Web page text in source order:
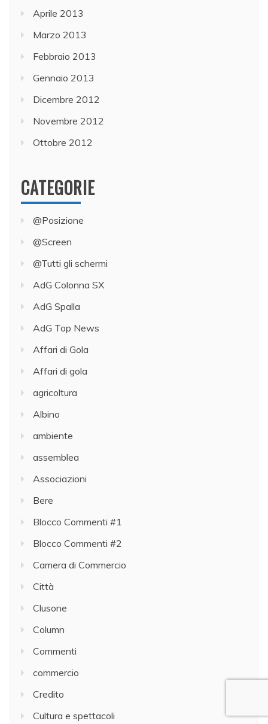
Aprile 2013
Marzo 2013
Febbraio 2013
Gennaio 2013
Dicembre 2012
Novembre 2012
Ottobre 2012
CATEGORIE
@Posizione
@Screen
@Tutti gli schermi
AdG Colonna SX
AdG Spalla
AdG Top News
Affari di Gola
Affari di gola
agricoltura
Albino
ambiente
assemblea
Associazioni
Bere
Blocco Commenti #1
Blocco Commenti #2
Camera di Commercio
Città
Clusone
Column
Commenti
commercio
Credito
Cultura e spettacoli